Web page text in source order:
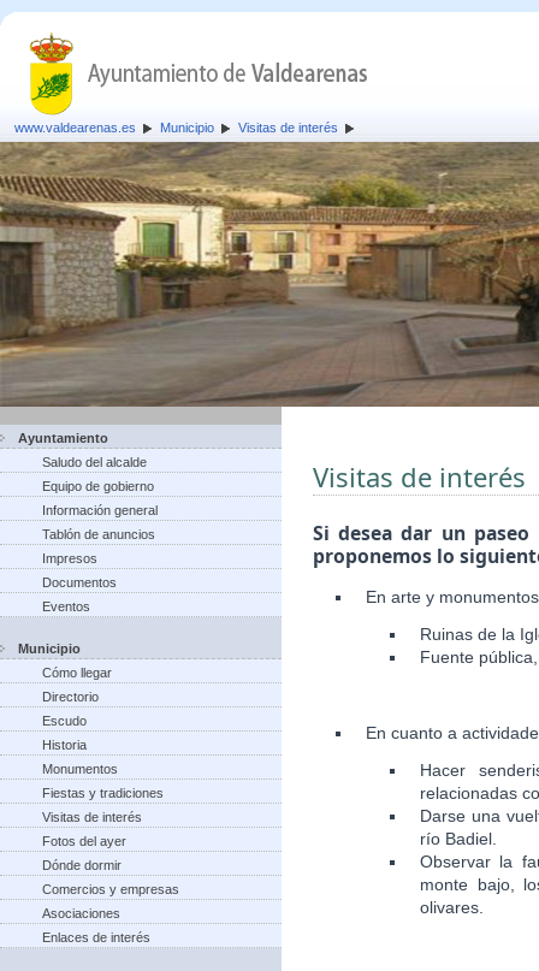
www.valdearenas.es Municipio Visitas de interés
Ayuntamiento
Saludo del alcalde
Equipo de gobierno
Información general
Tablón de anuncios
Impresos
Documentos
Eventos
Municipio
Cómo llegar
Directorio
Escudo
Historia
Monumentos
Fiestas y tradiciones
Visitas de interés
Fotos del ayer
Dónde dormir
Comercios y empresas
Asociaciones
Enlaces de interés
Visitas de interés
Si desea dar un
proponemos lo
En arte y
Ruinas de la
Fuente
En cuanto a
Hacer
relacionadas
Darse una
río Badiel.
Observar la
monte bajo,
olivares.